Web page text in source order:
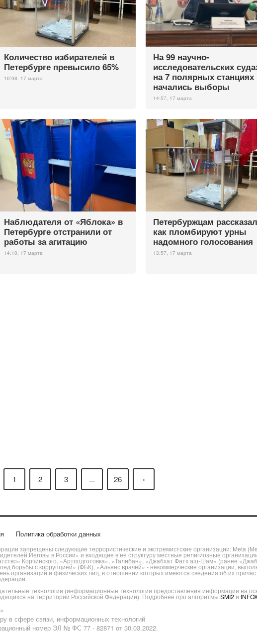
Количество избирателей в
Петербурге превысило 65%
16:08, 17 марта
На 99 научно-
исследовательских
на 7 полярных станциях
начались выборы
14:57, 17 марта
Наблюдателя от «Яблока» в
Петербурге отстранили от
работы за агитацию
14:10, 17 марта
Петербуржцам
как пломбируют урны
надомного голосования
13:57, 17 марта
1 2 3 ... 26 ›
Политика обработки данных
запрещены следующие террористические и экстремистские организации: Meta
Иеговы в России» и входящие в ее структуру местные религиозные
Корчинского, «Артподготовка», «Талибан», «Джабхат Фатх аш-Шам» (ранее
борьбы с коррупцией» (ФБК), «Альянс врачей» - некоммерческие организации,
организаций и физических лиц, в отношении которых имеются сведения об их
технологии (информационные технологии предоставления информации на
на территории Российской Федерации). Подробнее про алгоритмыSMI2 и
в сфере связи, информационных технологий
номер ЭЛ № ФС 77 - 82871 от 30.03.2022.